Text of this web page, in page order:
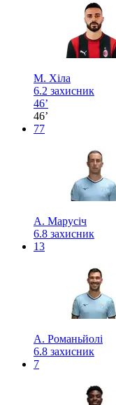
М. Хіла
6.2 захисник
46’
46’
77
А. Марусіч
6.8 захисник
13
А. Романьйолі
6.8 захисник
7